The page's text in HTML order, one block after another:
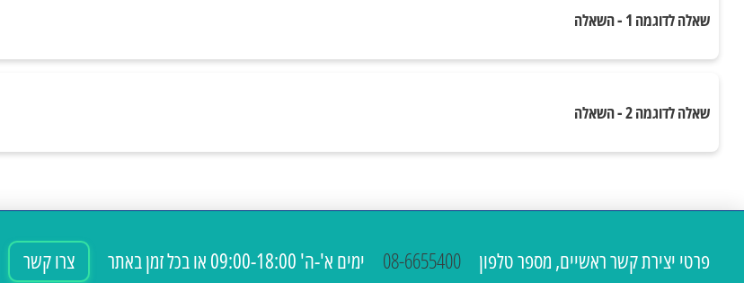
שאלה לדוגמה 1 - השאלה
שאלה לדוגמה 2 - השאלה
פרטי יצירת קשר ראשיים, מספר טלפון 08-6655400 ימים א'-ה' 09:00-18:00 או בכל זמן באתר צרו קשר